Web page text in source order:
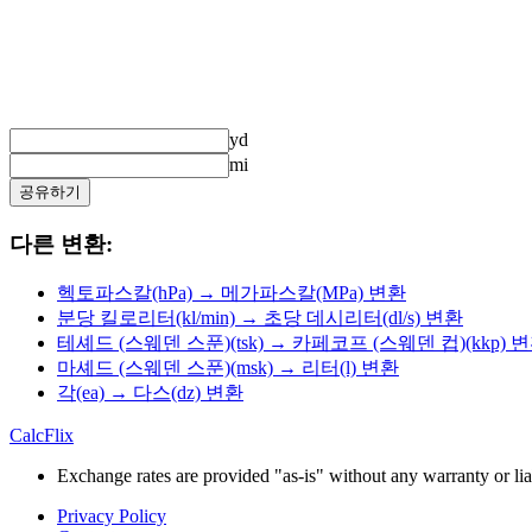
yd
mi
공유하기
다른 변환:
헥토파스칼(hPa) → 메가파스칼(MPa) 변환
분당 킬로리터(kl/min) → 초당 데시리터(dl/s) 변환
테셰드 (스웨덴 스푼)(tsk) → 카페코프 (스웨덴 컵)(kkp)
마셰드 (스웨덴 스푼)(msk) → 리터(l) 변환
각(ea) → 다스(dz) 변환
CalcFlix
Exchange rates are provided "as-is" without any warranty or
Privacy Policy